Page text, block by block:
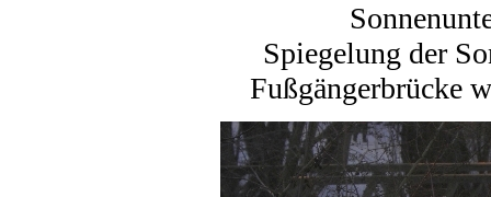
Spiegelung der
Fußgängerbrücke